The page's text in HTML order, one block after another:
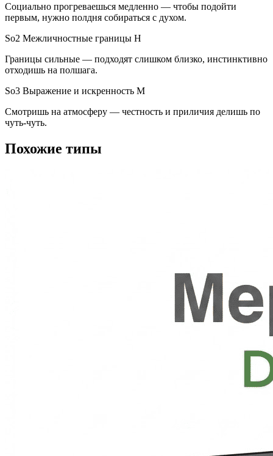
Социально прогреваешься медленно — чтобы подойти
первым, нужно полдня собираться с духом.
So2 Межличностные границы H
Границы сильные — подходят слишком близко, инстинктивно
отходишь на полшага.
So3 Выражение и искренность M
Смотришь на атмосферу — честность и приличия делишь по
чуть-чуть.
Похожие типы